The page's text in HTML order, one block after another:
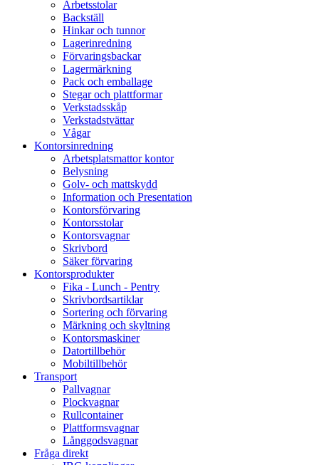
Arbetsstolar
Backställ
Hinkar och tunnor
Lagerinredning
Förvaringsbackar
Lagermärkning
Pack och emballage
Stegar och plattformar
Verkstadsskåp
Verkstadstvättar
Vågar
Kontorsinredning
Arbetsplatsmattor kontor
Belysning
Golv- och mattskydd
Information och Presentation
Kontorsförvaring
Kontorsstolar
Kontorsvagnar
Skrivbord
Säker förvaring
Kontorsprodukter
Fika - Lunch - Pentry
Skrivbordsartiklar
Sortering och förvaring
Märkning och skyltning
Kontorsmaskiner
Datortillbehör
Mobiltillbehör
Transport
Pallvagnar
Plockvagnar
Rullcontainer
Plattformsvagnar
Långgodsvagnar
Fråga direkt